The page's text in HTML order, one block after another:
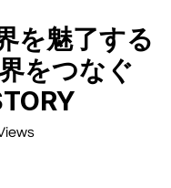
を魅了する
をつなぐ